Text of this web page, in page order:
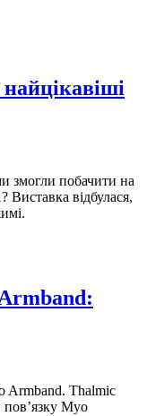
змогли побачити на
Виставка відбулася,
Armband. Thalmic
пов’язку Myo